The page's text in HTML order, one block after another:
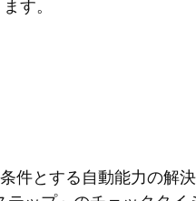
す。
件とする自動能力の解